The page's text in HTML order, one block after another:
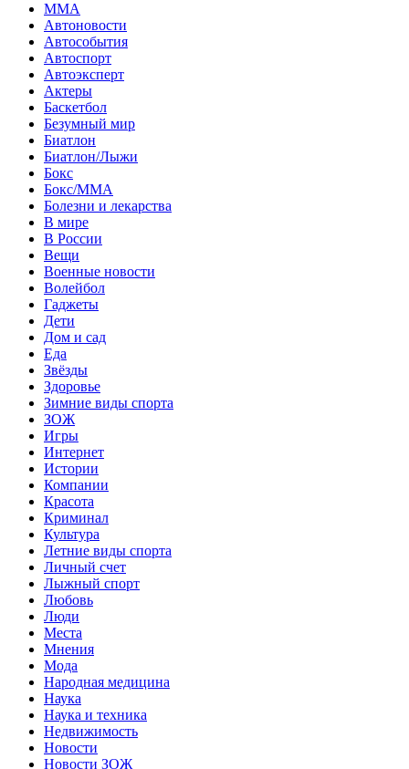
MMA
Автоновости
Автособытия
Автоспорт
Автоэксперт
Актеры
Баскетбол
Безумный мир
Биатлон
Биатлон/Лыжи
Бокс
Бокс/MMA
Болезни и лекарства
В мире
В России
Вещи
Военные новости
Волейбол
Гаджеты
Дети
Дом и сад
Еда
Звёзды
Здоровье
Зимние виды спорта
ЗОЖ
Игры
Интернет
Истории
Компании
Красота
Криминал
Культура
Летние виды спорта
Личный счет
Лыжный спорт
Любовь
Люди
Места
Мнения
Мода
Народная медицина
Наука
Наука и техника
Недвижимость
Новости
Новости ЗОЖ